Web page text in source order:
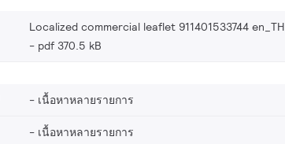
Localized commercial leaflet 911401533744 en_TH
pdf 370.5 kB
เนื้อหาหลายรายการ
เนื้อหาหลายรายการ